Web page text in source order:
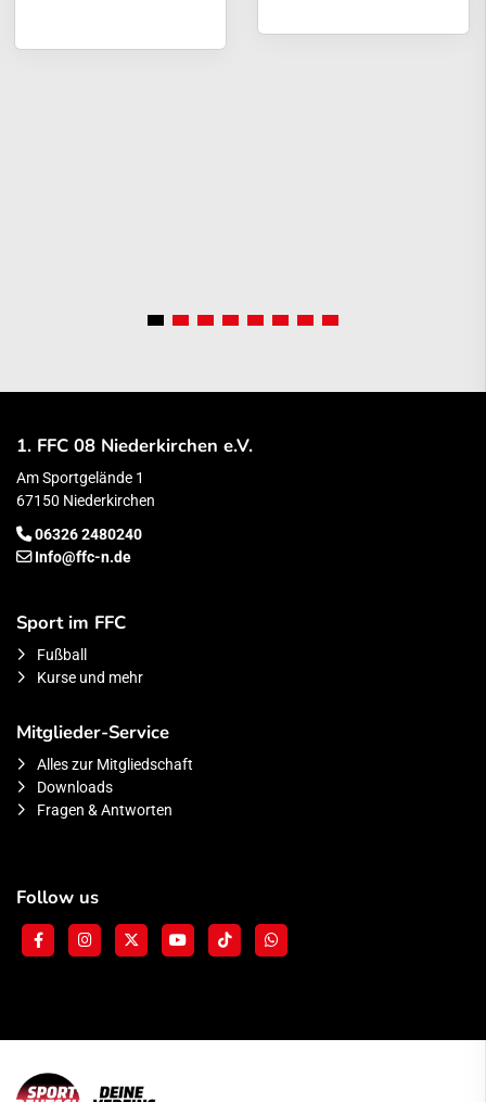
1. FFC 08 Niederkirchen e.V.
Am Sportgelände 1
67150 Niederkirchen
06326 2480240
Info@ffc-n.de
Sport im FFC
Fußball
Kurse und mehr
Mitglieder-Service
Alles zur Mitgliedschaft
Downloads
Fragen & Antworten
Follow us